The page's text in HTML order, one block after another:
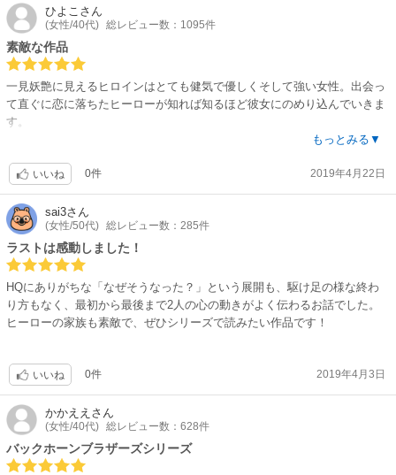
ひよこ さん
(女性/40代) 総レビュー数：1095件
素敵な作品
一見妖艶に見えるヒロインはとても健気で優しくそして強い女性。出会っ
て直ぐに恋に落ちたヒーローが知れば知るほど彼女にのめり込んでいきま
す。
妖艶な姿の裏にある辛い過去が2人を強い絆で結びつけるお話。オススメ
もっとみる▼
いいね 0件 2019年4月22日
sai3さん
(女性/50代) 総レビュー数：285件
ラストは感動しました！
HQにありがちな「なぜそうなった？」という展開も、駆け足の様な終わ
り方もなく、最初から最後まで2人の心の動きがよく伝わるお話でした。
ヒーローの家族も素敵で、ぜひシリーズで読みたい作品です！
いいね 0件 2019年4月3日
かかええ さん
(女性/40代) 総レビュー数：628件
バックホーンブラザーズシリーズ